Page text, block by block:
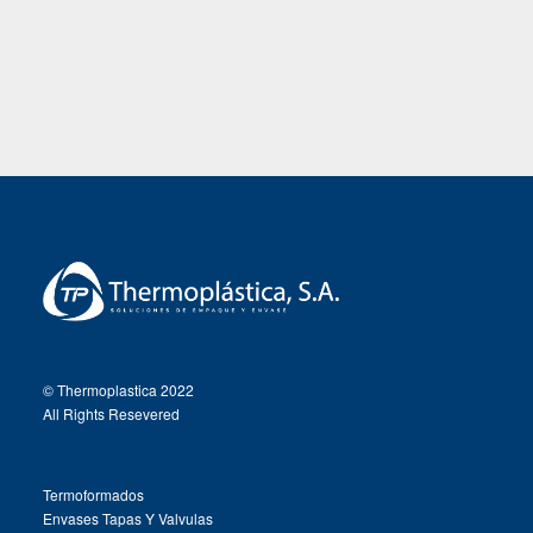
© Thermoplastica 2022
All Rights Resevered
Termoformados
Envases Tapas Y Valvulas